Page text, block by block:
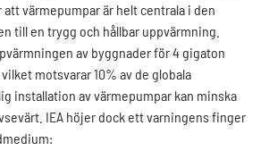
värmepumpar är helt centrala i den
till en trygg och hållbar uppvärmning.
av byggnader för 4 gigaton
motsvarar 10% av de globala
installation av värmepumpar kan minska
IEA höjer dock ett varningens finger